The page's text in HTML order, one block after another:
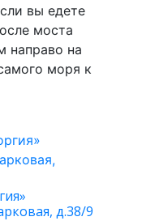
вы едете
моста
направо на
моря к
д.38/9